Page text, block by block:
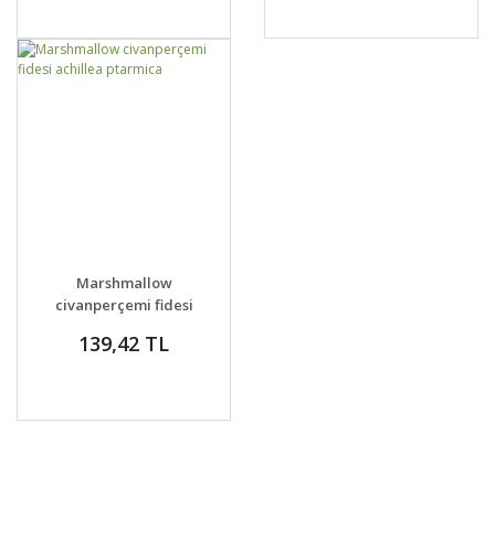
DETAYLAR
VER
Marshmallow
civanperçemi fidesi
139,42 TL